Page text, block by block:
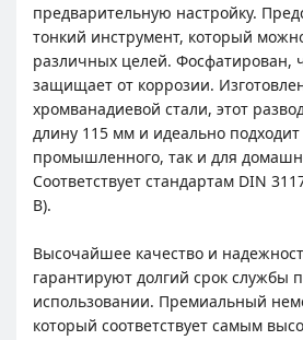
предварительную настройку.
тонкий инструмент, который
различных целей. Фосфатирован,
защищает от коррозии.
хромванадиевой стали, этот
длину 115 мм и идеально подходит
промышленного, так и для
Соответствует стандартам DIN
В).
Высочайшее качество и
гарантируют долгий срок службы
использовании. Премиальный
который соответствует самым